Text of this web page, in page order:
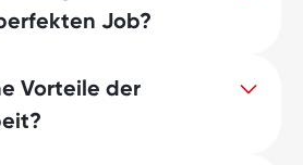
Job?
Traumjob mit
geben Dir Zugang
Vorteile der